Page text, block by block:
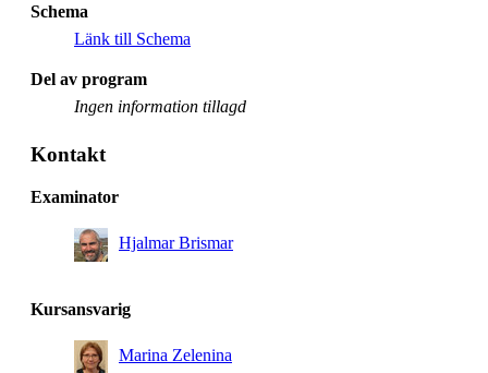
Schema
Länk till Schema
Del av program
Ingen information tillagd
Kontakt
Examinator
Hjalmar Brismar
Kursansvarig
Marina Zelenina